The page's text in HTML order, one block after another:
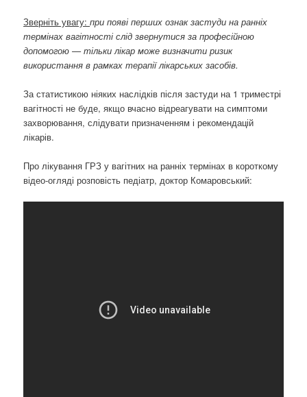
Зверніть увагу:при появі перших ознак застуди на ранніх
термінах вагітності слід звернутися за професійною
допомогою — тільки лікар може визначити ризик
використання в рамках терапії лікарських засобів.
За статистикою ніяких наслідків після застуди на 1 триместрі
вагітності не буде, якщо вчасно відреагувати на симптоми
захворювання, слідувати призначенням і рекомендацій
лікарів.
Про лікування ГРЗ у вагітних на ранніх термінах в короткому
відео-огляді розповість педіатр, доктор Комаровський: